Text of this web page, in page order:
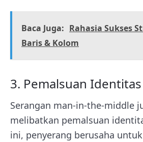
Baca Juga: Rahasia Sukses
Baris & Kolom
3. Pemalsuan Identitas
Serangan man-in-the-middle
melibatkan pemalsuan
ini, penyerang berusaha